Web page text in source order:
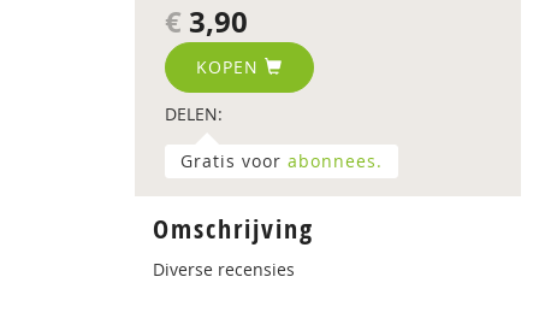
€ 3,90
KOPEN
DELEN:
Gratis voor abonnees.
Omschrijving
Diverse recensies